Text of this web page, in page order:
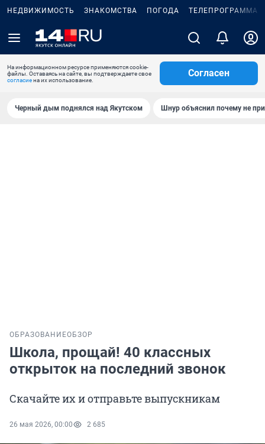
НЕДВИЖИМОСТЬ ЗНАКОМСТВА ПОГОДА ТЕЛЕПРОГРАММА
На информационном ресурсе применяются cookie-
файлы. Оставаясь на сайте, вы подтверждаете свое
согласиена их использование.
Согласен
Черный дым поднялся над Якутском Шнур объяснил почему не
ОБРАЗОВАНИЕОБЗОР
Школа, прощай! 40 классных
открыток на последний звонок
Скачайте их и отправьте выпускникам
26 мая 2026, 00:00 2 685